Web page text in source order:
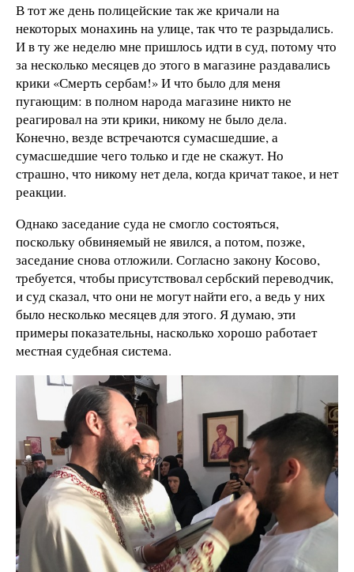
В тот же день полицейские так же кричали на
некоторых монахинь на улице, так что те разрыдались.
И в ту же неделю мне пришлось идти в суд, потому что
за несколько месяцев до этого в магазине раздавались
крики «Смерть сербам!» И что было для меня
пугающим: в полном народа магазине никто не
реагировал на эти крики, никому не было дела.
Конечно, везде встречаются сумасшедшие, а
сумасшедшие чего только и где не скажут. Но
страшно, что никому нет дела, когда кричат такое, и нет
реакции.
Однако заседание суда не смогло состояться,
поскольку обвиняемый не явился, а потом, позже,
заседание снова отложили. Согласно закону Косово,
требуется, чтобы присутствовал сербский переводчик,
и суд сказал, что они не могут найти его, а ведь у них
было несколько месяцев для этого. Я думаю, эти
примеры показательны, насколько хорошо работает
местная судебная система.